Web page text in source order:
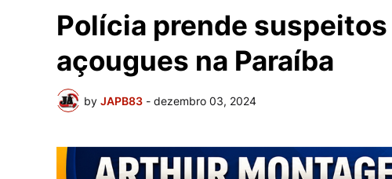
Polícia prende
açougues na Paraíba
by JAPB83 - dezembro 03, 2024